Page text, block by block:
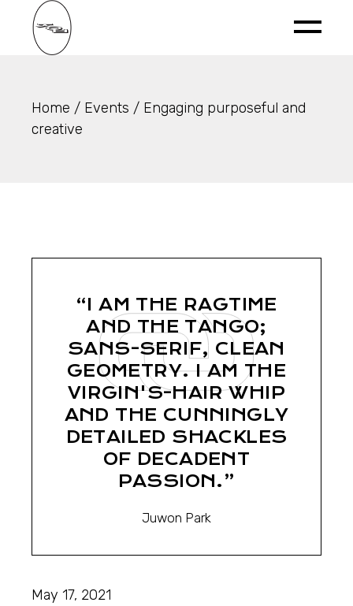
Home Events
Engaging purposeful and
creative
“I AM THE RAGTIME
AND THE TANGO;
SANS-SERIF, CLEAN
GEOMETRY. I AM THE
VIRGIN'S-HAIR WHIP
AND THE CUNNINGLY
DETAILED SHACKLES
OF DECADENT
PASSION.”
Juwon Park
May 17, 2021